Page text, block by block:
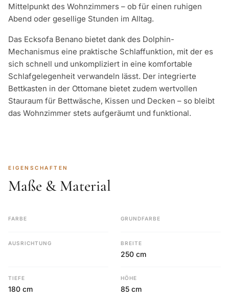
Mittelpunkt des Wohnzimmers – ob für einen ruhigen
Abend oder gesellige Stunden im Alltag.
Das Ecksofa Benano bietet dank des Dolphin-
Mechanismus eine praktische Schlaffunktion, mit der es
sich schnell und unkompliziert in eine komfortable
Schlafgelegenheit verwandeln lässt. Der integrierte
Bettkasten in der Ottomane bietet zudem wertvollen
Stauraum für Bettwäsche, Kissen und Decken – so bleibt
das Wohnzimmer stets aufgeräumt und funktional.
EIGENSCHAFTEN
Maße & Material
FARBE GRUNDFARBE
AUSRICHTUNG BREITE
250 cm
TIEFE
180 cm
HÖHE
85 cm